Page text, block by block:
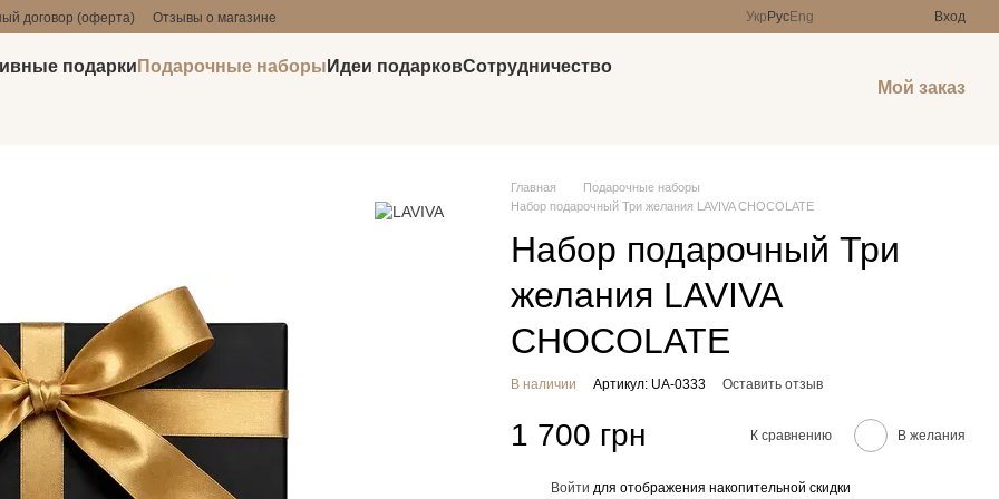
договор (оферта) Отзывы о магазине Укр РусEng Вход
подарки Подарочные наборы Идеи подарковСотрудничество
Мой заказ
Главная
Подарочные наборы
Набор подарочный Три желания LAVIVA CHOCOLATE
Набор подарочный Три
желания LAVIVA
CHOCOLATE
В наличии Артикул: UA-0333 Оставить отзыв
1 700 грн К сравнению В желания
Войти для отображения накопительной скидки